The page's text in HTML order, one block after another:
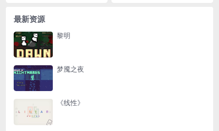
最新资源
黎明
梦魇之夜
《线性》